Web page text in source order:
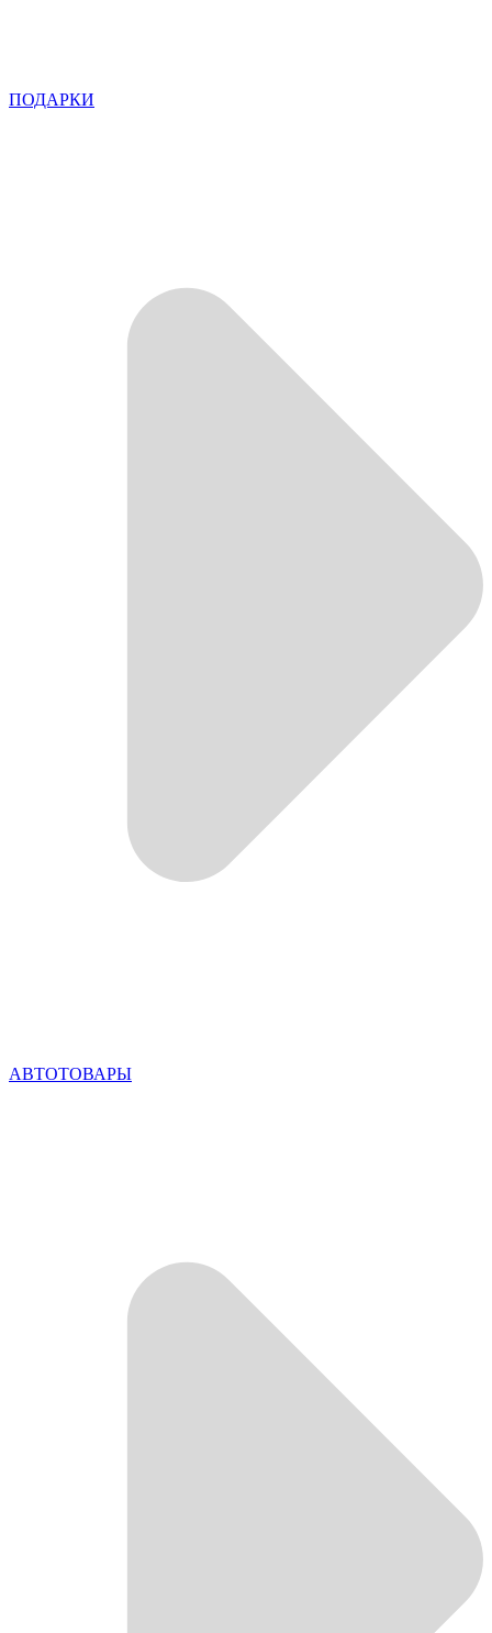
ПОДАРКИ
АВТОТОВАРЫ